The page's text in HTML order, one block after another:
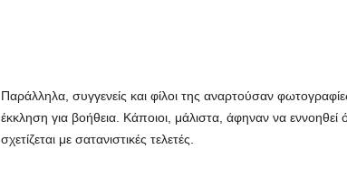
Παράλληλα, συγγενείς και φίλοι της αναρτούσαν
έκκληση για βοήθεια. Κάποιοι, μάλιστα, άφηναν να εννοηθεί
σχετίζεται με σατανιστικές τελετές.